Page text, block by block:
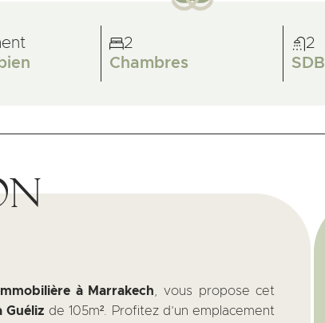
2
Chambres
2
SDB
à Marrakech , vous propose cet
Guéliz de 105m². Profitez d’un emplacement